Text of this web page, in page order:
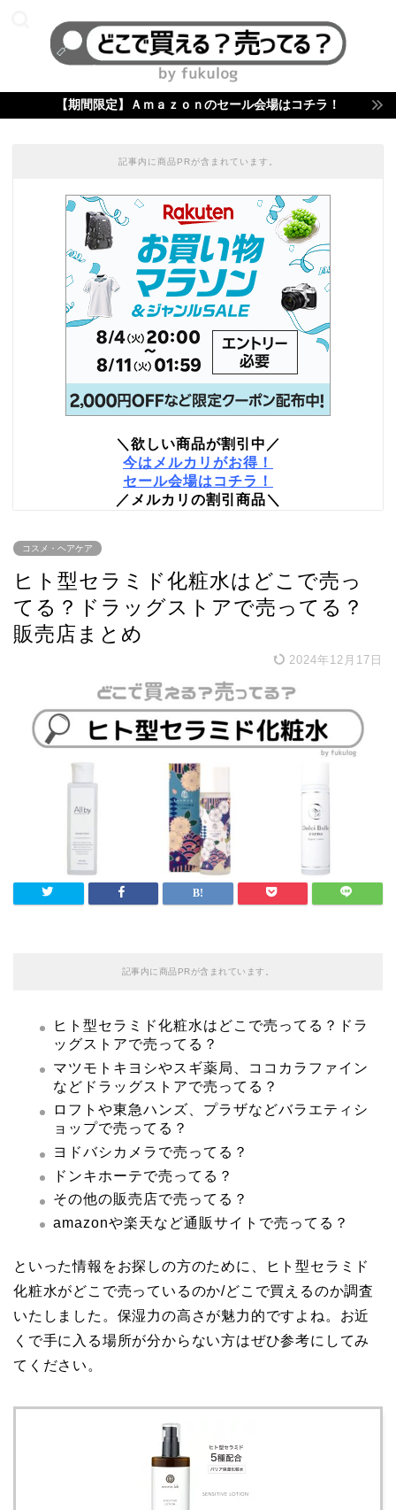
【期間限定】Ａｍａｚｏｎのセール会場はコチラ！
記事内に商品PRが含まれています。
＼欲しい商品が割引中／
今はメルカリがお得！
セール会場はコチラ！
／メルカリの割引商品＼
コスメ・ヘアケア
ヒト型セラミド化粧水はどこで売っ
てる？ドラッグストアで売ってる？
販売店まとめ
2024年12月17日
記事内に商品PRが含まれています。
ヒト型セラミド化粧水はどこで売ってる？ドラ
ッグストアで売ってる？
マツモトキヨシやスギ薬局、ココカラファイン
などドラッグストアで売ってる？
ロフトや東急ハンズ、プラザなどバラエティシ
ョップで売ってる？
ヨドバシカメラで売ってる？
ドンキホーテで売ってる？
その他の販売店で売ってる？
amazonや楽天など通販サイトで売ってる？
といった情報をお探しの方のために、ヒト型セラミド
化粧水がどこで売っているのか/どこで買えるのか調査
いたしました。保湿力の高さが魅力的ですよね。お近
くで手に入る場所が分からない方はぜひ参考にしてみ
てください。